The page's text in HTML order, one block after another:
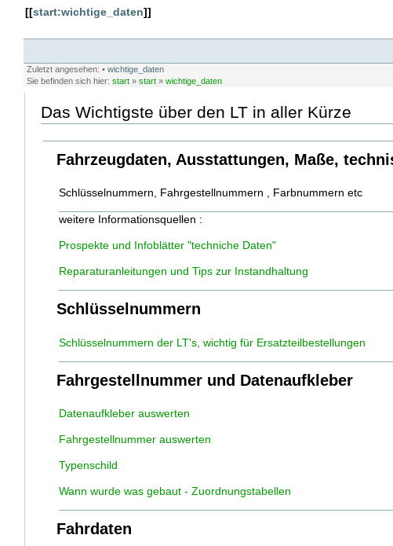
[[start:wichtige_daten]]
Zuletzt angesehen: • wichtige_daten
Sie befinden sich hier: start» start» wichtige_daten
Das Wichtigste über den LT in aller Kürze
Fahrzeugdaten, Ausstattungen, Maße,
Schlüsselnummern, Fahrgestellnummern , Farbnummern etc
weitere Informationsquellen :
Prospekte und Infoblätter "techniche Daten"
Reparaturanleitungen und Tips zur Instandhaltung
Schlüsselnummern
Schlüsselnummern der LT's, wichtig für Ersatzteilbestellungen
Fahrgestellnummer und Datenaufkleber
Datenaufkleber auswerten
Fahrgestellnummer auswerten
Typenschild
Wann wurde was gebaut - Zuordnungstabellen
Fahrdaten